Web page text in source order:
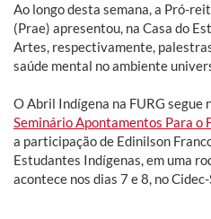
Ao longo desta semana, a Pró-
(Prae) apresentou, na Casa do
Artes, respectivamente,
saúde mental no ambiente
O Abril Indígena na FURG segue
Seminário Apontamentos Para o
a participação de Edinilson
Estudantes Indígenas, em uma
acontece nos dias 7 e 8, no Cidec-